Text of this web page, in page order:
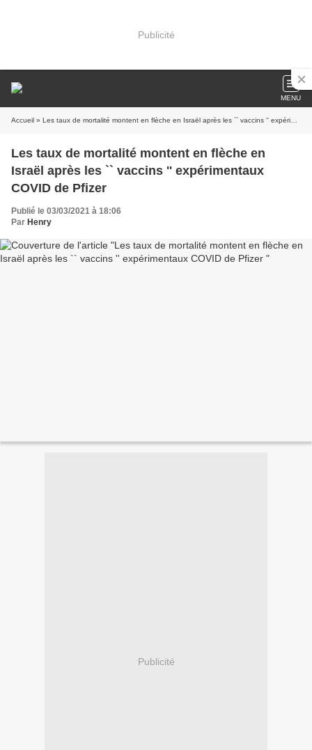
Publicité
MENU
Accueil » Les taux de mortalité montent en flèche en Israël après les `` vaccins '' expérimentaux COVID de Pfizer
Les taux de mortalité montent en flèche en
Israël après les `` vaccins '' expérimentaux
COVID de Pfizer
Publié le 03/03/2021 à 18:06
Par Henry
Publicité